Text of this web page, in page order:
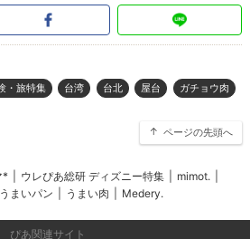
・旅特集 台湾 台北 屋台 ガチョウ肉
ページの先頭へ
* ウレぴあ総研 ディズニー特集 mimot.
うまいパン うまい肉 Medery.
ぴあ関連サイト